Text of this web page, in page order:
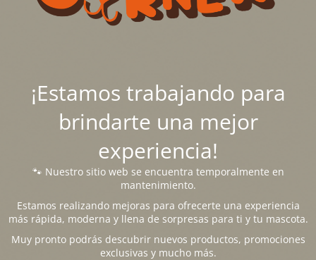
¡Estamos trabajando para
brindarte una mejor
experiencia!
🐾 Nuestro sitio web se encuentra temporalmente en
mantenimiento.
Estamos realizando mejoras para ofrecerte una experiencia
más rápida, moderna y llena de sorpresas para ti y tu mascota.
Muy pronto podrás descubrir nuevos productos, promociones
exclusivas y mucho más.